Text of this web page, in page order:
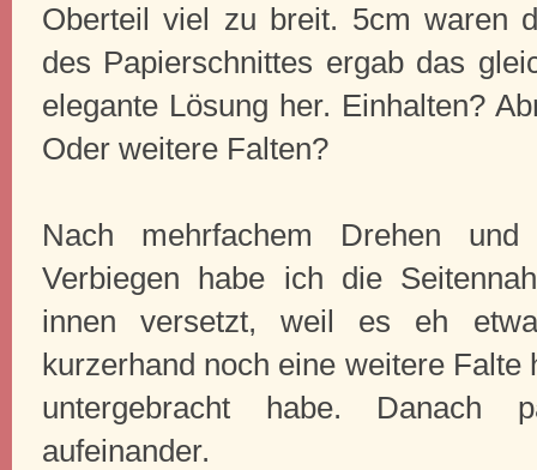
Oberteil viel zu breit. 5cm waren
des Papierschnittes ergab das
elegante Lösung her. Einhalten?
Oder weitere Falten?
Nach mehrfachem Drehen
Verbiegen habe ich die
innen versetzt, weil es eh
kurzerhand noch eine weitere
untergebracht habe. Danach
aufeinander.